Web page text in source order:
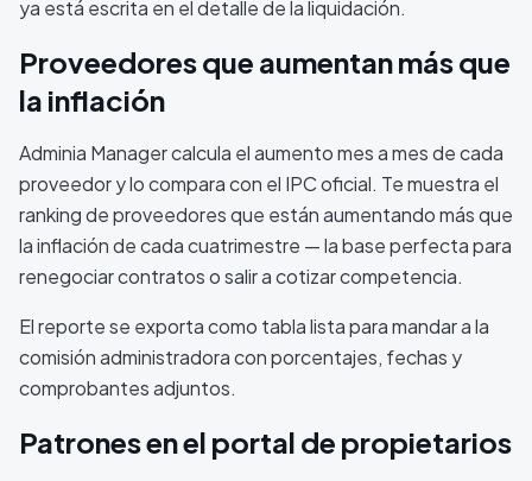
ya está escrita en el detalle de la liquidación.
Proveedores que aumentan más que
la inflación
Adminia Manager calcula el aumento mes a mes de cada
proveedor y lo compara con el IPC oficial. Te muestra el
ranking de proveedores que están aumentando más que
la inflación de cada cuatrimestre — la base perfecta para
renegociar contratos o salir a cotizar competencia.
El reporte se exporta como tabla lista para mandar a la
comisión administradora con porcentajes, fechas y
comprobantes adjuntos.
Patrones en el portal de propietarios